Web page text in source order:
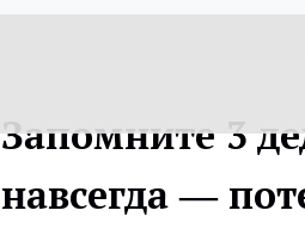
Запомните 3
навсегда —